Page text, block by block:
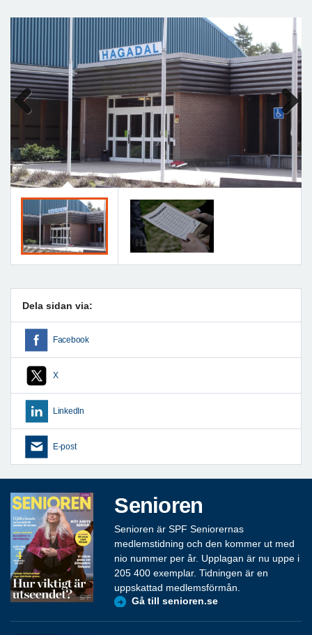
Next
Dela sidan via:
Facebook
X
LinkedIn
E-post
Senioren
Senioren är SPF Seniorernas
medlemstidning och den kommer ut med
nio nummer per år. Upplagan är nu uppe i
205 400 exemplar. Tidningen är en
uppskattad medlemsförmån.
Gå till senioren.se